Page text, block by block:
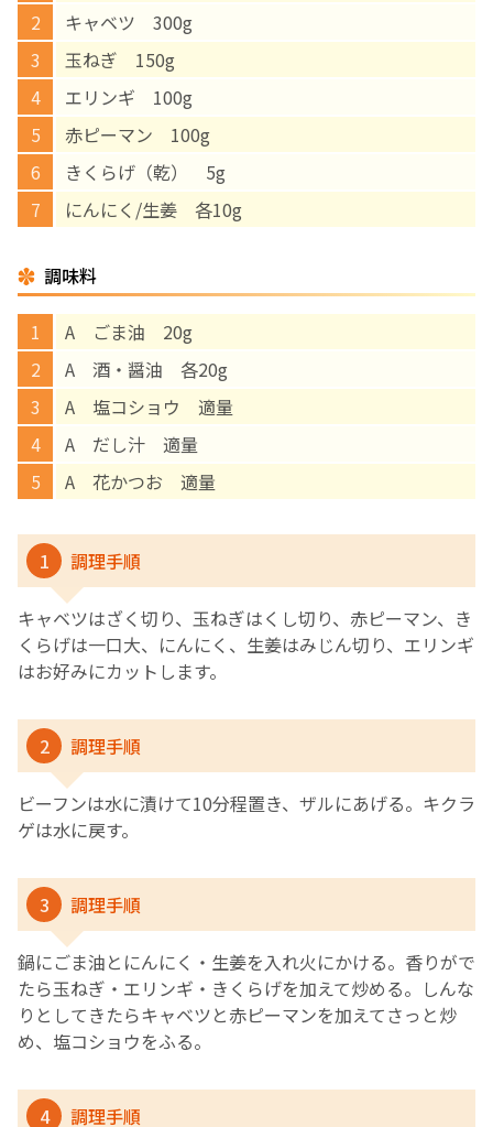
キャベツ 300g
玉ねぎ 150g
エリンギ 100g
赤ピーマン 100g
きくらげ（乾） 5g
にんにく/生姜 各10g
調味料
A ごま油 20g
A 酒・醤油 各20g
A 塩コショウ 適量
A だし汁 適量
A 花かつお 適量
1 調理手順
キャベツはざく切り、玉ねぎはくし切り、赤ピーマン、き
くらげは一口大、にんにく、生姜はみじん切り、エリンギ
はお好みにカットします。
2 調理手順
ビーフンは水に漬けて10分程置き、ザルにあげる。キクラ
ゲは水に戻す。
3 調理手順
鍋にごま油とにんにく・生姜を入れ火にかける。香りがで
たら玉ねぎ・エリンギ・きくらげを加えて炒める。しんな
りとしてきたらキャベツと赤ピーマンを加えてさっと炒
め、塩コショウをふる。
4 調理手順
‘さんルーム’ でさまざまな講座・クラス
遠方にお住まいで当院での出産を希望される方へ
医師プロフィール
English Page